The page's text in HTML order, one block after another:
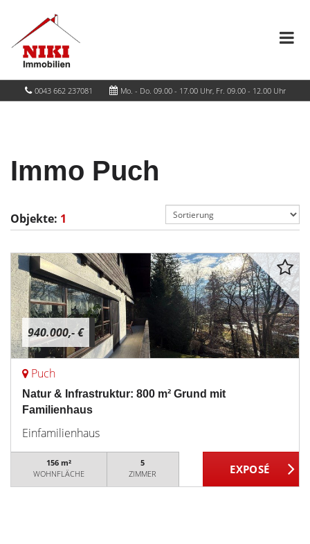
0043 662 237081 Mo. - Do. 09.00 - 17.00 Uhr, Fr. 09.00 - 12.00 Uhr
Immo Puch
Objekte: 1
940.000,- €
Puch
Natur & Infrastruktur: 800 m² Grund mit
Familienhaus
Einfamilienhaus
156 m²
WOHNFLÄCHE
5
ZIMMER